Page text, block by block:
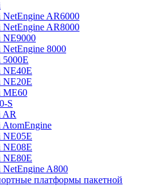
AR6000
AR8000
NE9000
8000
NE40E
NE20E
ME60
S
AR
NE05E
NE08E
NE80E
A800
платформы пакетной